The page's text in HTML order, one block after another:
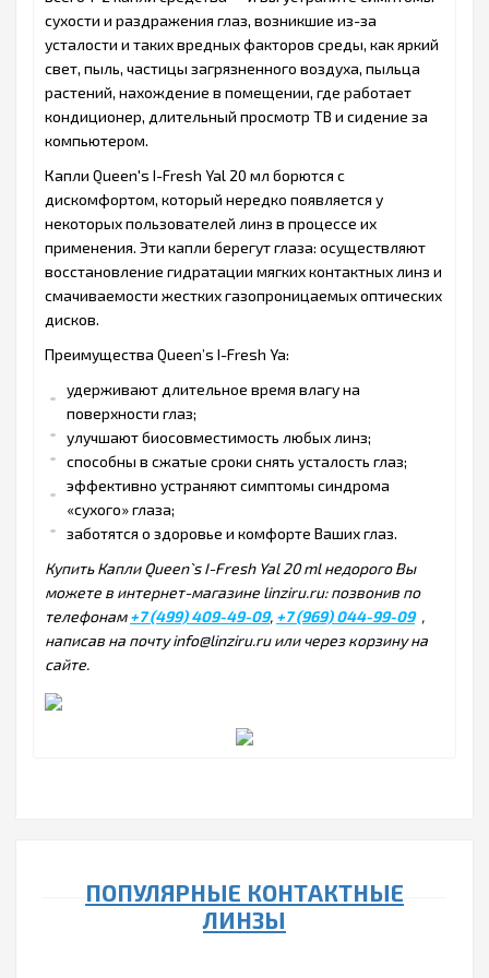
сухости и раздражения глаз, возникшие из-за
усталости и таких вредных факторов среды, как яркий
свет, пыль, частицы загрязненного воздуха, пыльца
растений, нахождение в помещении, где работает
кондиционер, длительный просмотр ТВ и сидение за
компьютером.
Капли Queen's I-Fresh Yal 20 мл борются с
дискомфортом, который нередко появляется у
некоторых пользователей линз в процессе их
применения. Эти капли берегут глаза: осуществляют
восстановление гидратации мягких контактных линз и
смачиваемости жестких газопроницаемых оптических
дисков.
Преимущества Queen’s I-Fresh Ya:
удерживают длительное время влагу на
поверхности глаз;
улучшают биосовместимость любых линз;
способны в сжатые сроки снять усталость глаз;
эффективно устраняют симптомы синдрома
«сухого» глаза;
заботятся о здоровье и комфорте Ваших глаз.
Купить Капли Queen`s I-Fresh Yal 20 ml недорого Вы
можете в интернет-магазине linziru.ru: позвонив по
телефонам+7 (499) 409-49-09, +7 (969) 044-99-09 ,
написав на почту info@linziru.ru или через корзину на
сайте.
ПОПУЛЯРНЫЕ КОНТАКТНЫЕ
ЛИНЗЫ